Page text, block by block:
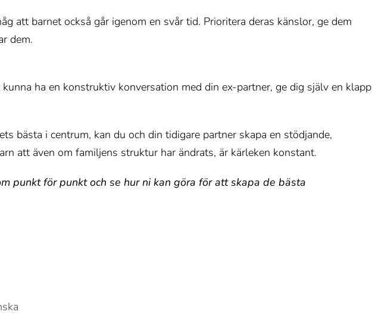
att barnet också går igenom en svår tid. Prioritera deras känslor, ge dem
dem.
ha en konstruktiv konversation med din ex-partner, ge dig själv en klapp
bästa i centrum, kan du och din tidigare partner skapa en stödjande,
att även om familjens struktur har ändrats, är kärleken konstant.
punkt för punkt och se hur ni kan göra för att skapa de bästa